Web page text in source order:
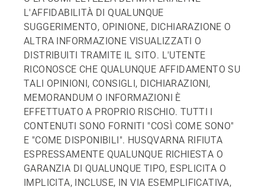
L'AFFIDABILITÀ DI QUALUNQUE
SUGGERIMENTO, OPINIONE, DICHIARAZIONE O
ALTRA INFORMAZIONE VISUALIZZATI O
DISTRIBUITI TRAMITE IL SITO. L'UTENTE
RICONOSCE CHE QUALUNQUE AFFIDAMENTO SU
TALI OPINIONI, CONSIGLI, DICHIARAZIONI,
MEMORANDUM O INFORMAZIONI È
EFFETTUATO A PROPRIO RISCHIO. TUTTI I
CONTENUTI SONO FORNITI "COSÌ COME SONO"
E "COME DISPONIBILI". HUSQVARNA RIFIUTA
ESPRESSAMENTE QUALUNQUE RICHIESTA O
GARANZIA DI QUALUNQUE TIPO, ESPLICITA O
IMPLICITA, INCLUSE, IN VIA ESEMPLIFICATIVA,